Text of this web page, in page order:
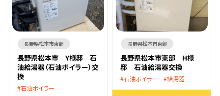
長野県松本市東部
長野県松本市 Y様邸 石
油給湯器（石油ボイラー）交
換
石油ボイラー
長野県松本市東部
長野県松本市東部 H様
邸 石油給湯器交換
石油ボイラー 給湯器